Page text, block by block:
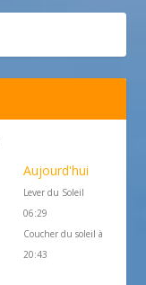
Aujourd'hui
Lever du Soleil
06:29
Coucher du soleil à
20:43